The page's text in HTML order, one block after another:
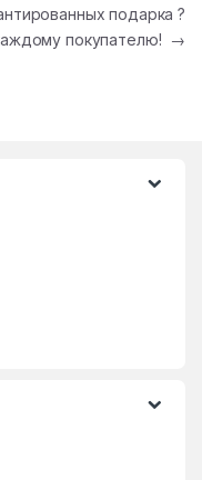
подарка ?
покупателю! →